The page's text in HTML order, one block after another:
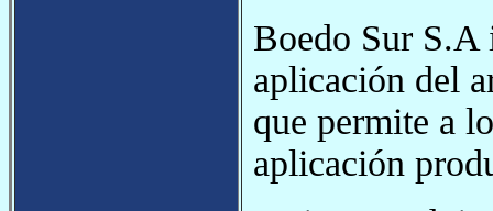
Boedo Sur
aplicación del
que permite a
aplicación